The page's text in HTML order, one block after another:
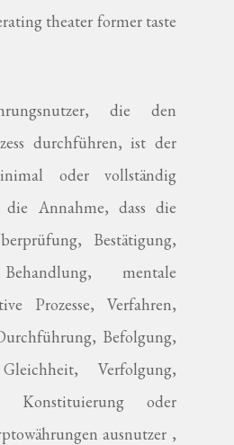
theater former taste
die den
durchführen, ist der
oder vollständig
die Annahme, dass die
Bestätigung,
mentale
Prozesse, Verfahren,
Befolgung,
Verfolgung,
Konstituierung oder
ausnutzer ,